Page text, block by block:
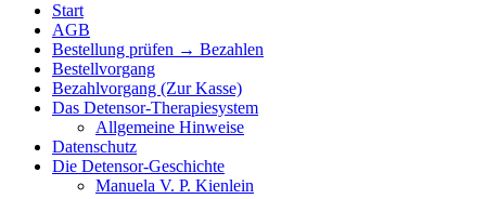
Start
AGB
Bestellung prüfen → Bezahlen
Bestellvorgang
Bezahlvorgang (Zur Kasse)
Das Detensor-Therapiesystem
Allgemeine Hinweise
Datenschutz
Die Detensor-Geschichte
Manuela V. P. Kienlein